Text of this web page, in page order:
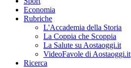
Economia
Rubriche
L'Accademia della Storia
La Coppia che Scoppia
La Salute su Aostaoggi.it
VideoFavole di Aostaoggi.it
Ricerca